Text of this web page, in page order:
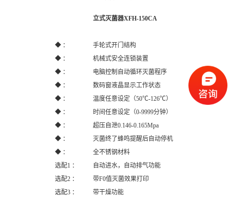
立式灭菌器XFH-150CA
◆ ：
手轮式开门结构
◆ ：
机械式安全连锁装置
◆ ：
电脑控制自动循环灭菌程序
◆ ：
数码窗液晶显示工作状态
◆ ：
温度任意设定（50℃-126℃）
◆ ：
时间任意设定（0-9999分钟）
◆ ：
超压自泄0.146-0.165Mpa
◆ ：
灭菌终了蜂鸣提醒后自动停机
◆ ：
全不锈钢材料
选配1 ：
自动进水，自动排气功能
选配2 ：
带F0值灭菌效果打印
选配3 ：
带干燥功能